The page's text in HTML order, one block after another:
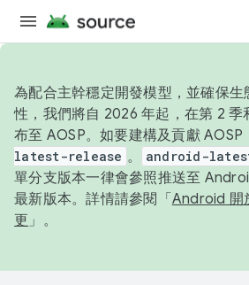
為配合主幹穩定開發模型，並確保生
性，我們將自 2026 年起，在第 2 季
布至 AOSP。如要建構及貢獻 AOSP
latest-release 。 android-
單分支版本一律會參照推送至
最新版本。詳情請參閱「 Android 開
更 」。